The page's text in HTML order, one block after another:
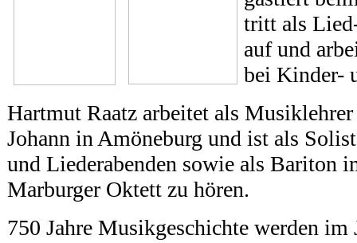
tritt als
auf und
bei Kinder-
Hartmut Raatz arbeitet als
Johann in Amöneburg und ist als
und Liederabenden sowie als Bariton
Marburger Oktett zu hören.
750 Jahre Musikgeschichte werden